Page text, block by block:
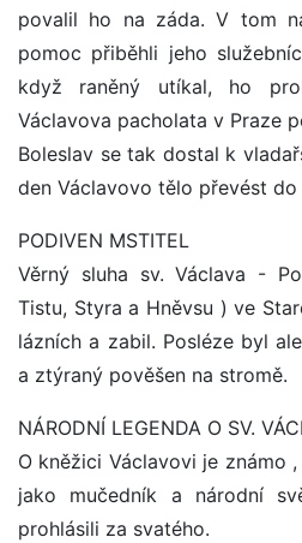
povalil ho na záda. V tom
pomoc přiběhli jeho
když raněný utíkal, ho
Václavova pacholata v Praze
Boleslav se tak dostal k
den Václavovo tělo převést do
PODIVEN MSTITEL
Věrný sluha sv. Václava -
Tistu, Styra a Hněvsu ) ve
lázních a zabil. Posléze byl
a ztýraný pověšen na stromě.
NÁRODNÍ LEGENDA O SV.
O kněžici Václavovi je známo
jako mučedník a národní
prohlásili za svatého.